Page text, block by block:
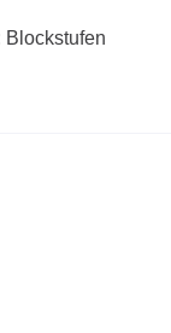
Blockstufen